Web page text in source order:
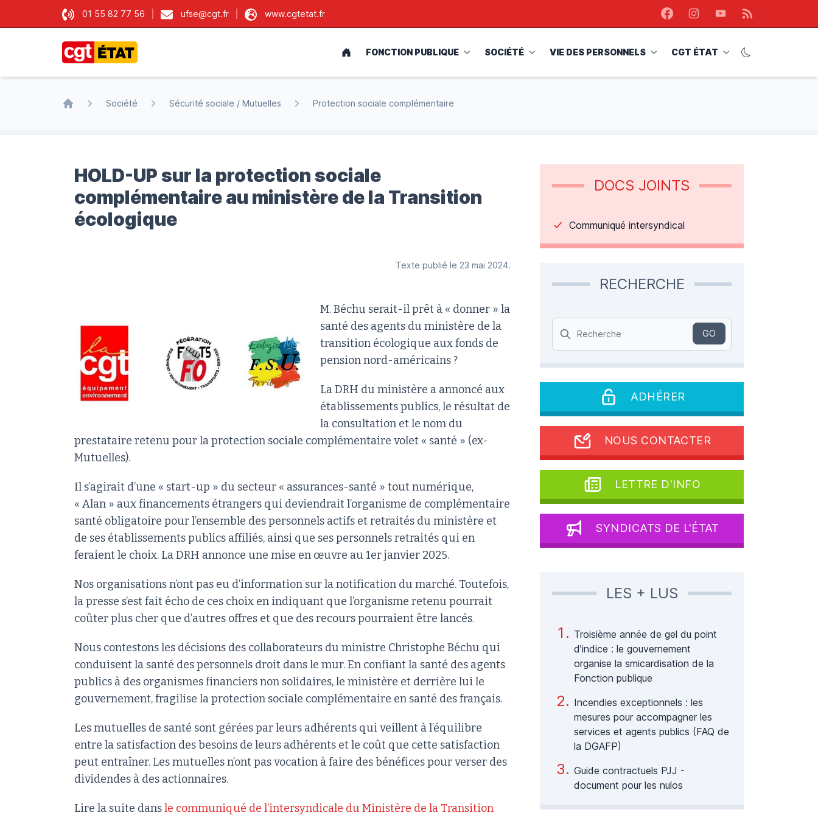
01 55 82 77 56 ufse@cgt.fr www.cgtetat.fr FacebookInstagramYoutube
RSS
ACCUEILFONCTION PUBLIQUE SOCIÉTÉ VIE DES PERSONNELS CGT ÉTAT
Société Sécurité sociale / Mutuelles Protection sociale complémentaire
HOLD-UP sur la protection sociale
complémentaire au ministère de la Transition
écologique
Texte publié le 23 mai 2024.
M. Béchu serait-il prêt à « donner » la
santé des agents du ministère de la
transition écologique aux fonds de
pension nord-américains ?
La DRH du ministère a annoncé aux
établissements publics, le résultat de
la consultation et le nom du
prestataire retenu pour la protection sociale complémentaire volet « santé » (ex-
Mutuelles).
Il s’agirait d’une « start-up » du secteur « assurances-santé » tout numérique,
« Alan » aux financements étrangers qui deviendrait l’organisme de complémentaire
santé obligatoire pour l’ensemble des personnels actifs et retraités du ministère et
de ses établissements publics affiliés, ainsi que ses personnels retraités qui en
feraient le choix. La DRH annonce une mise en œuvre au 1er janvier 2025.
Nos organisations n’ont pas eu d’information sur la notification du marché. Toutefois,
la presse s’est fait écho de ces choix en indiquant que l’organisme retenu pourrait
coûter plus cher que d’autres offres et que des recours pourraient être lancés.
Nous contestons les décisions des collaborateurs du ministre Christophe Béchu qui
conduisent la santé des personnels droit dans le mur. En confiant la santé des agents
publics à des organismes financiers non solidaires, le ministère et derrière lui le
gouvernement, fragilise la protection sociale complémentaire en santé des français.
Les mutuelles de santé sont gérées par leurs adhérents qui veillent à l’équilibre
entre la satisfaction des besoins de leurs adhérents et le coût que cette satisfaction
peut entraîner. Les mutuelles n’ont pas vocation à faire des bénéfices pour verser des
dividendes à des actionnaires.
Lire la suite dansle communiqué de l’intersyndicale du Ministère de la Transition
DOCS JOINTS
Communiqué intersyndical
RECHERCHE
Search
GO
ADHÉRER
NOUS CONTACTER
LETTRE D'INFO
SYNDICATS DE L'ÉTAT
LES + LUS
Troisième année de gel du point
d’indice : le gouvernement
organise la smicardisation de la
Fonction publique
Incendies exceptionnels : les
mesures pour accompagner les
services et agents publics (FAQ de
la DGAFP)
Guide contractuels PJJ -
document pour les nulos